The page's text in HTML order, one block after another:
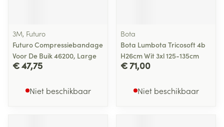
3M, Futuro
Futuro Compressiebandage
Voor De Buik 46200, Large
€ 47,75
Niet beschikbaar
Bota
Bota Lumbota Tricosoft 4b
H26cm Wit 3xl 125-135cm
€ 71,00
Niet beschikbaar